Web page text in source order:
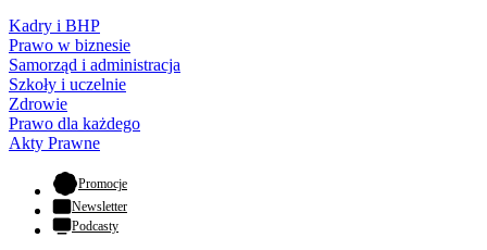
Kadry i BHP
Prawo w biznesie
Samorząd i administracja
Szkoły i uczelnie
Zdrowie
Prawo dla każdego
Akty Prawne
Promocje- otwiera się w nowej karcie
Newsletter
Podcasty